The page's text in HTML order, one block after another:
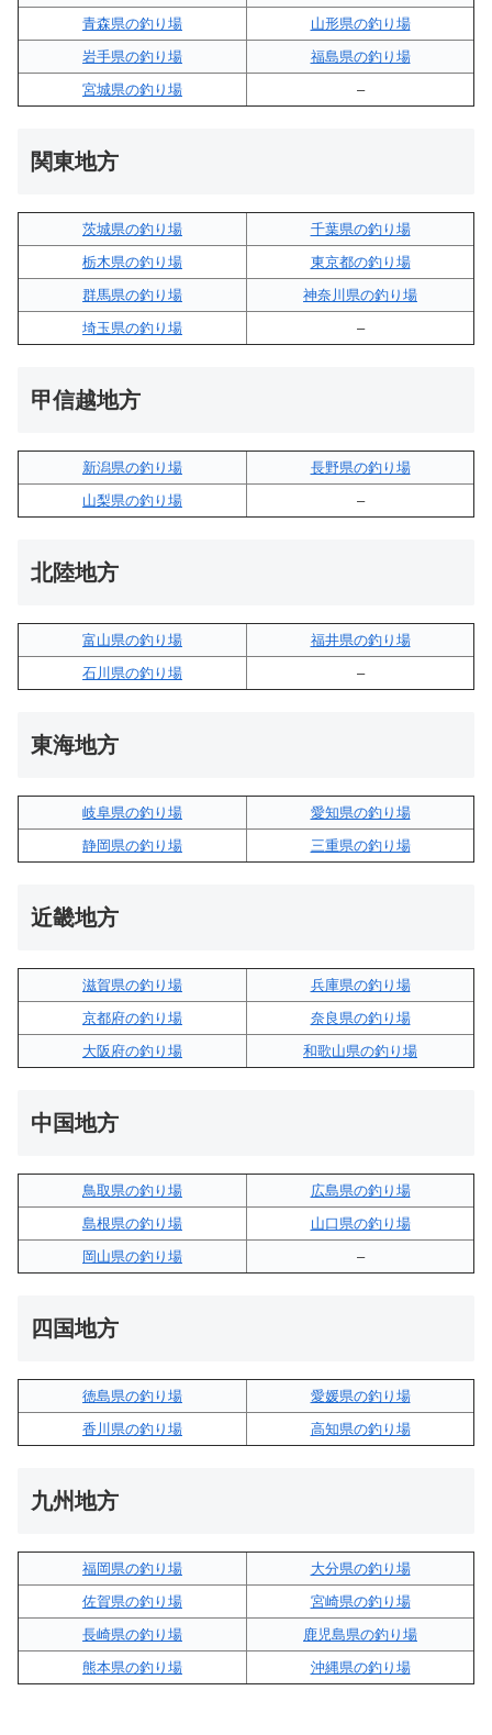
青森県の釣り場
山形県の釣り場
岩手県の釣り場
福島県の釣り場
宮城県の釣り場
–
関東地方
茨城県の釣り場
千葉県の釣り場
栃木県の釣り場
東京都の釣り場
群馬県の釣り場
神奈川県の釣り場
埼玉県の釣り場
–
甲信越地方
新潟県の釣り場
長野県の釣り場
山梨県の釣り場
–
北陸地方
富山県の釣り場
福井県の釣り場
石川県の釣り場
–
東海地方
岐阜県の釣り場
愛知県の釣り場
静岡県の釣り場
三重県の釣り場
近畿地方
滋賀県の釣り場
兵庫県の釣り場
京都府の釣り場
奈良県の釣り場
大阪府の釣り場
和歌山県の釣り場
中国地方
鳥取県の釣り場
広島県の釣り場
島根県の釣り場
山口県の釣り場
岡山県の釣り場
–
四国地方
徳島県の釣り場
愛媛県の釣り場
香川県の釣り場
高知県の釣り場
九州地方
福岡県の釣り場
大分県の釣り場
佐賀県の釣り場
宮崎県の釣り場
長崎県の釣り場
鹿児島県の釣り場
熊本県の釣り場
沖縄県の釣り場